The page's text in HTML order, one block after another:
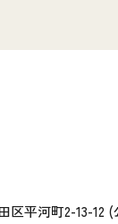
区平河町2-13-12